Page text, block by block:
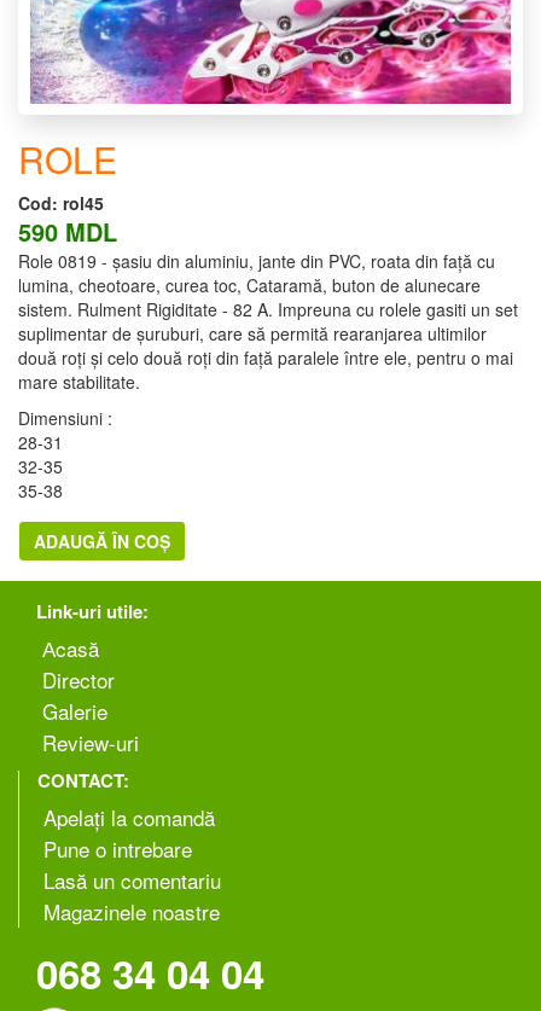
ROLE
Cod: rol45
590 MDL
Role 0819 - șasiu din aluminiu, jante din PVC, roata din față cu
lumina, cheotoare, curea toc, Cataramă, buton de alunecare
sistem. Rulment Rigiditate - 82 A. Impreuna cu rolele gasiti un set
suplimentar de șuruburi, care să permită rearanjarea ultimilor
două roți și celo două roți din față paralele între ele, pentru o mai
mare stabilitate.
Dimensiuni :
28-31
32-35
35-38
ADAUGĂ ÎN COȘ
Link-uri utile:
Аcasă
Director
Galerie
Review-uri
CONTACT:
Apelați la comandă
Pune o intrebare
Lasă un comentariu
Magazinele noastre
068 34 04 04